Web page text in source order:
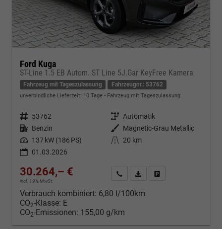
Ford Kuga
ST-Line 1.5 EB Autom. ST Line 5J.Gar KeyFree Kamera
Fahrzeug mit Tageszulassung Fahrzeugnr.: 53762
unverbindliche Lieferzeit: 10 Tage Fahrzeug mit Tageszulassung
Fahrzeugnr. 53762 Getriebe Automatik
Kraftstoff Benzin Außenfarbe
Magnetic-Grau Metallic
Leistung 137 kW (186 PS) Kilometerstand
20 km
01.03.2026
30.264,– €
incl. 19% MwSt.
Kontakt & Angebot anfordern
PDF-Datei, Fahrzeugexposé
Verbrauch kombiniert: 6,80 l/100km
CO2-Klasse: E
CO2-Emissionen: 155,00 g/km